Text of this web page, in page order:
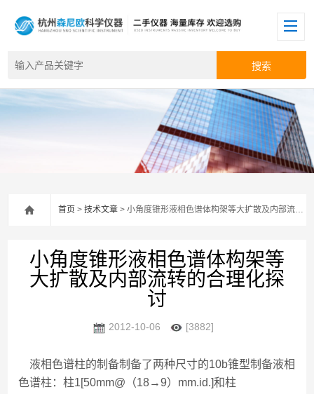
首页 >技术文章 > 小角度锥形液相色谱体构架等大扩散及内部流转的合理化探讨
小角度锥形液相色谱体构架等
大扩散及内部流转的合理化探
讨
2012-10-06 [3882]
液相色谱柱的制备制备了两种尺寸的10b锥型制备液相
色谱柱：柱1[50mm@（18→9）mm.id.]和柱